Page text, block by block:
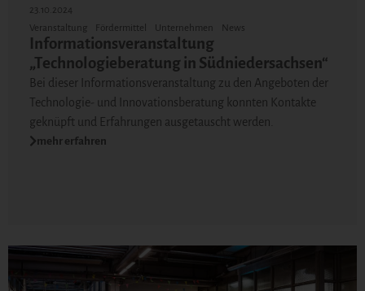
23.10.2024
Veranstaltung
Fördermittel Unternehmen News
Informationsveranstaltung
„Technologieberatung in Südniedersachsen“
Bei dieser Informationsveranstaltung zu den Angeboten der
Technologie- und Innovationsberatung konnten Kontakte
geknüpft und Erfahrungen ausgetauscht werden.
mehr erfahren